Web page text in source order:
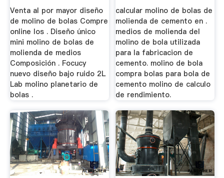
Venta al por mayor diseño
de molino de bolas Compre
online los . Diseño único
mini molino de bolas de
molienda de medios
Composición . Focucy
nuevo diseño bajo ruido 2L
Lab molino planetario de
bolas .
calcular molino de bolas de
molienda de cemento en .
medios de molienda del
molino de bola utilizada
para la fabricacion de
cemento. molino de bola
compra bolas para bola de
cemento molino de calculo
de rendimiento.